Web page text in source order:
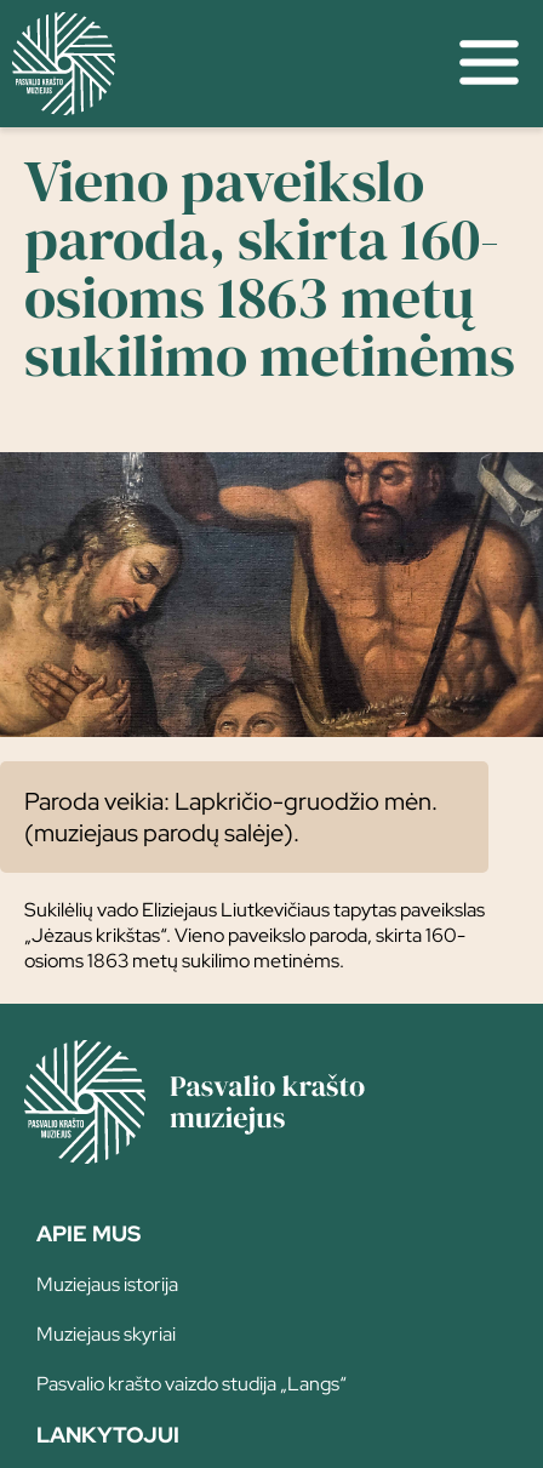
Vieno paveikslo
paroda, skirta 160-
osioms 1863 metų
sukilimo metinėms
Paroda veikia: Lapkričio-gruodžio mėn.
(muziejaus parodų salėje).
Sukilėlių vado Eliziejaus Liutkevičiaus tapytas paveikslas
„Jėzaus krikštas“. Vieno paveikslo paroda, skirta 160-
osioms 1863 metų sukilimo metinėms.
APIE MUS
Muziejaus istorija
Muziejaus skyriai
Pasvalio krašto vaizdo studija „Langs“
LANKYTOJUI